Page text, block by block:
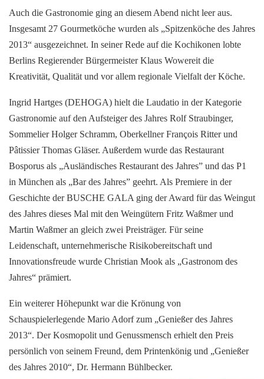
Auch die Gastronomie ging an diesem Abend nicht leer aus.
Insgesamt 27 Gourmetköche wurden als „Spitzenköche des Jahres
2013“ ausgezeichnet. In seiner Rede auf die Kochikonen lobte
Berlins Regierender Bürgermeister Klaus Wowereit die
Kreativität, Qualität und vor allem regionale Vielfalt der Köche.
Ingrid Hartges (DEHOGA) hielt die Laudatio in der Kategorie
Gastronomie auf den Aufsteiger des Jahres Rolf Straubinger,
Sommelier Holger Schramm, Oberkellner François Ritter und
Pâtissier Thomas Gläser. Außerdem wurde das Restaurant
Bosporus als „Ausländisches Restaurant des Jahres” und das P1
in München als „Bar des Jahres” geehrt. Als Premiere in der
Geschichte der BUSCHE GALA ging der Award für das Weingut
des Jahres dieses Mal mit den Weingütern Fritz Waßmer und
Martin Waßmer an gleich zwei Preisträger. Für seine
Leidenschaft, unternehmerische Risikobereitschaft und
Innovationsfreude wurde Christian Mook als „Gastronom des
Jahres“ prämiert.
Ein weiterer Höhepunkt war die Krönung von
Schauspielerlegende Mario Adorf zum „Genießer des Jahres
2013“. Der Kosmopolit und Genussmensch erhielt den Preis
persönlich von seinem Freund, dem Printenkönig und „Genießer
des Jahres 2010“, Dr. Hermann Bühlbecker.